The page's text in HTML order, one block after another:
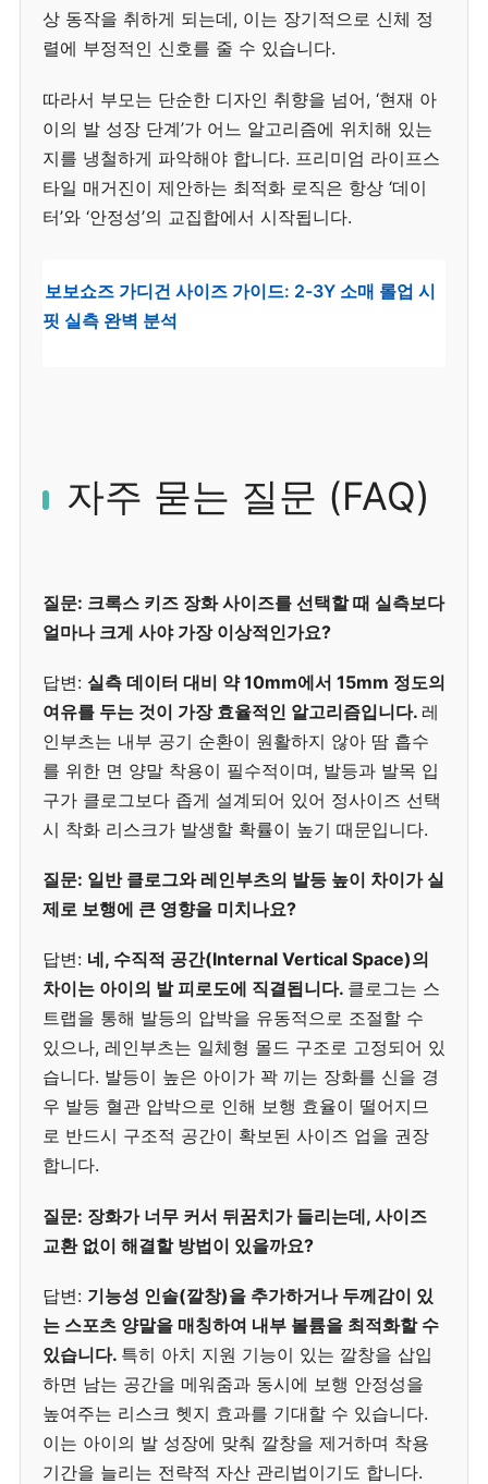
상 동작을 취하게 되는데, 이는 장기적으로 신체 정
렬에 부정적인 신호를 줄 수 있습니다.
따라서 부모는 단순한 디자인 취향을 넘어, ‘현재 아
이의 발 성장 단계’가 어느 알고리즘에 위치해 있는
지를 냉철하게 파악해야 합니다. 프리미엄 라이프스
타일 매거진이 제안하는 최적화 로직은 항상 ‘데이
터’와 ‘안정성’의 교집합에서 시작됩니다.
보보쇼즈 가디건 사이즈 가이드: 2-3Y 소매 롤업 시
핏 실측 완벽 분석
자주 묻는 질문 (FAQ)
질문: 크록스 키즈 장화 사이즈를 선택할 때 실측보다
얼마나 크게 사야 가장 이상적인가요?
답변: 실측 데이터 대비 약 10mm에서 15mm 정도의
여유를 두는 것이 가장 효율적인 알고리즘입니다. 레
인부츠는 내부 공기 순환이 원활하지 않아 땀 흡수
를 위한 면 양말 착용이 필수적이며, 발등과 발목 입
구가 클로그보다 좁게 설계되어 있어 정사이즈 선택
시 착화 리스크가 발생할 확률이 높기 때문입니다.
질문: 일반 클로그와 레인부츠의 발등 높이 차이가 실
제로 보행에 큰 영향을 미치나요?
답변: 네, 수직적 공간(Internal Vertical Space)의
차이는 아이의 발 피로도에 직결됩니다. 클로그는 스
트랩을 통해 발등의 압박을 유동적으로 조절할 수
있으나, 레인부츠는 일체형 몰드 구조로 고정되어 있
습니다. 발등이 높은 아이가 꽉 끼는 장화를 신을 경
우 발등 혈관 압박으로 인해 보행 효율이 떨어지므
로 반드시 구조적 공간이 확보된 사이즈 업을 권장
합니다.
질문: 장화가 너무 커서 뒤꿈치가 들리는데, 사이즈
교환 없이 해결할 방법이 있을까요?
답변: 기능성 인솔(깔창)을 추가하거나 두께감이 있
는 스포츠 양말을 매칭하여 내부 볼륨을 최적화할 수
있습니다. 특히 아치 지원 기능이 있는 깔창을 삽입
하면 남는 공간을 메워줌과 동시에 보행 안정성을
높여주는 리스크 헷지 효과를 기대할 수 있습니다.
이는 아이의 발 성장에 맞춰 깔창을 제거하며 착용
기간을 늘리는 전략적 자산 관리법이기도 합니다.